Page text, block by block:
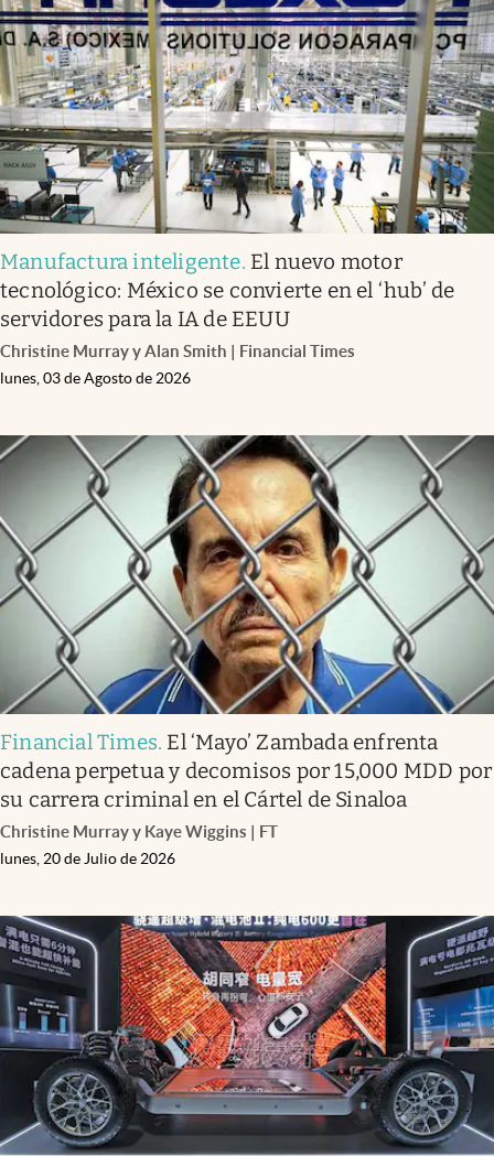
Infotechnology
Clase
Clima
Mundial 2026
Eventos Corporativos
El Cronista Studio
Mediakit
abre en nueva pestaña
Argentina
Manufactura inteligente. El nuevo motor
tecnológico: México se convierte en el ‘hub’ de
servidores para la IA de EEUU
Christine Murray y Alan Smith | Financial Times
lunes, 03 de Agosto de 2026
Financial Times. El ‘Mayo’ Zambada enfrenta
cadena perpetua y decomisos por 15,000 MDD por
su carrera criminal en el Cártel de Sinaloa
Christine Murray y Kaye Wiggins | FT
lunes, 20 de Julio de 2026